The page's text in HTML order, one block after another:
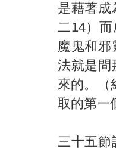
是藉著成
二14）
魔鬼和
法就是問
來的。（
取的第一
三十五節